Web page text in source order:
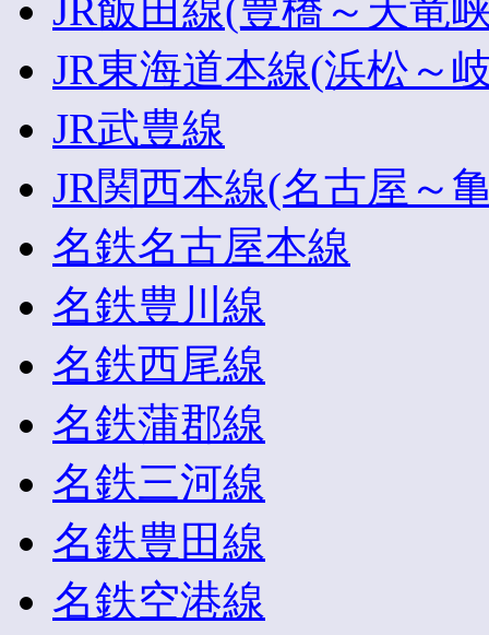
JR飯田線(豊橋～天竜
JR東海道本線(浜松～
JR武豊線
JR関西本線(名古屋～
名鉄名古屋本線
名鉄豊川線
名鉄西尾線
名鉄蒲郡線
名鉄三河線
名鉄豊田線
名鉄空港線